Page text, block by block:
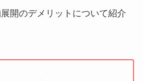
開のデメリットについて紹介